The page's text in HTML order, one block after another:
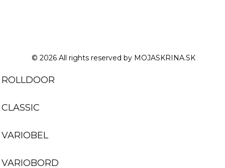
© 2026 All rights reserved by MOJASKRINA.SK
ROLLDOOR
CLASSIC
VARIOBEL
VARIOBORD